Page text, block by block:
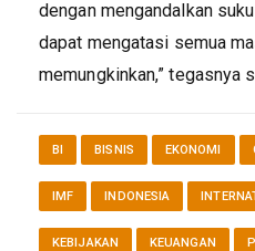
dengan mengandalkan
dapat mengatasi semua
memungkinkan,” tegasnya
BI BISNIS EKONOMI
IMF INDONESIA
KEBIJAKAN KEUANGAN